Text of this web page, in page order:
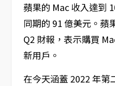
蘋果的 Mac 收入達到
同期的 91 億美元。蘋
Q2 財報，表示購買
新用戶。
在今天涵蓋 2022 年第